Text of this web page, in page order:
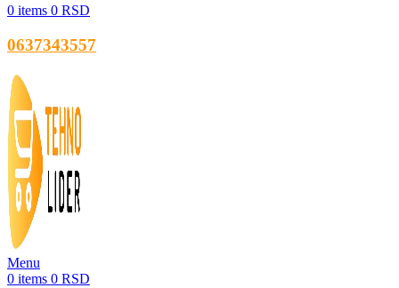
0 items 0 RSD
0637343557
Menu
0 items 0 RSD